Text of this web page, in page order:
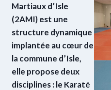
Martiaux d’Isle
(2AMI) est une
structure dynamique
implantée au cœur de
la commune d’Isle,
elle propose deux
disciplines : le Karaté